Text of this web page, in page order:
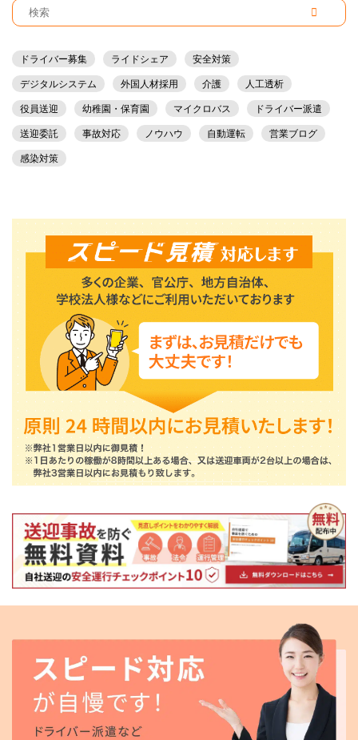
ドライバー募集 ライドシェア 安全対策
デジタルシステム 外国人材採用 介護 人工透析
役員送迎 幼稚園・保育園 マイクロバス ドライバー派遣
送迎委託 事故対応 ノウハウ 自動運転 営業ブログ
感染対策